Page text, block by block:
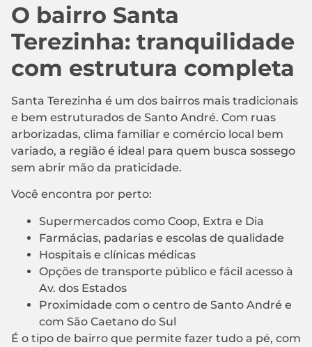
O bairro Santa
Terezinha: tranquilidade
com estrutura completa
Santa Terezinha é um dos bairros mais tradicionais
e bem estruturados de Santo André. Com ruas
arborizadas, clima familiar e comércio local bem
variado, a região é ideal para quem busca sossego
sem abrir mão da praticidade.
Você encontra por perto:
Supermercados como Coop, Extra e Dia
Farmácias, padarias e escolas de qualidade
Hospitais e clínicas médicas
Opções de transporte público e fácil acesso à
Av. dos Estados
Proximidade com o centro de Santo André e
com São Caetano do Sul
É o tipo de bairro que permite fazer tudo a pé, com